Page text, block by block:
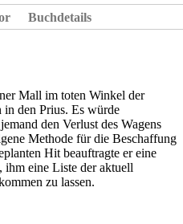
Buchdetails
Mall im toten Winkel der
in den Prius. Es würde
den Verlust des Wagens
Methode für die Beschaffung
Hit beauftragte er eine
ihm eine Liste der aktuell
zu lassen.